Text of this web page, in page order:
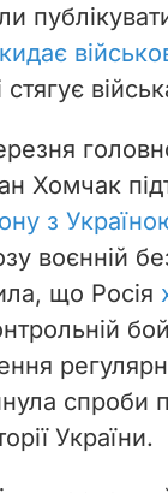
стягує
Хомчак
з
воєнній
що Росія
спроби
України.